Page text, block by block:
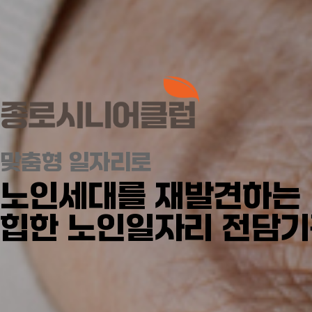
맞춤형 일자리로
노인세대를 재발견하는
힙한 노인일자리 전담